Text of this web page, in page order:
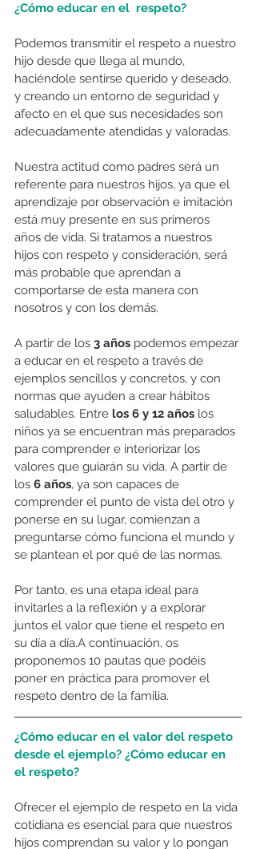
¿Cómo educar en el  respeto?
Podemos transmitir el respeto a nuestro
hijo desde que llega al mundo,
haciéndole sentirse querido y deseado,
y creando un entorno de seguridad y
afecto en el que sus necesidades son
adecuadamente atendidas y valoradas.
Nuestra actitud como padres será un
referente para nuestros hijos, ya que el
aprendizaje por observación e imitación
está muy presente en sus primeros
años de vida. Si tratamos a nuestros
hijos con respeto y consideración, será
más probable que aprendan a
comportarse de esta manera con
nosotros y con los demás.
A partir de los 3 años podemos empezar
a educar en el respeto a través de
ejemplos sencillos y concretos, y con
normas que ayuden a crear hábitos
saludables. Entre los 6 y 12 años los
niños ya se encuentran más preparados
para comprender e interiorizar los
valores que guiarán su vida. A partir de
los 6 años, ya son capaces de
comprender el punto de vista del otro y
ponerse en su lugar, comienzan a
preguntarse cómo funciona el mundo y
se plantean el por qué de las normas.
Por tanto, es una etapa ideal para
invitarles a la reflexión y a explorar
juntos el valor que tiene el respeto en
su día a día.A continuación, os
proponemos 10 pautas que podéis
poner en práctica para promover el
respeto dentro de la familia.
¿Cómo educar en el valor del respeto
desde el ejemplo? ¿Cómo educar en
el respeto?
Ofrecer el ejemplo de respeto en la vida
cotidiana es esencial para que nuestros
hijos comprendan su valor y lo pongan